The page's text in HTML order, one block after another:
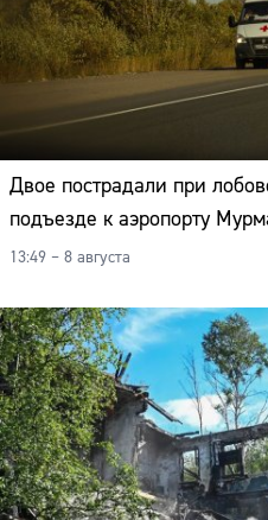
Двое пострадали при
подъезде к аэропорту
13:49 – 8 августа